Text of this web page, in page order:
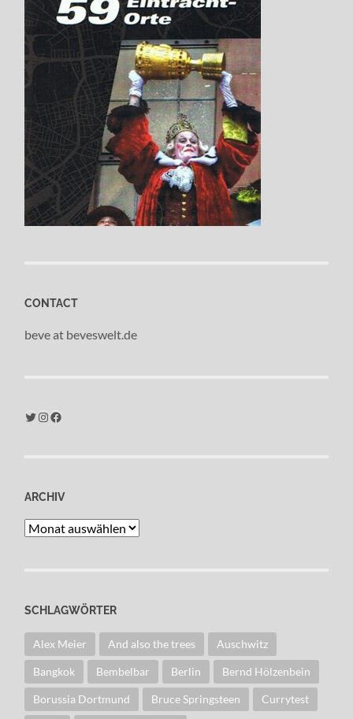
CONTACT
beve at beveswelt.de
Twitter Instagram Facebook
ARCHIV
Archiv
SCHLAGWÖRTER
Alex Meier And also the trees Auschwitz
Bangkok Bembelbar Berlin Bernd Hölzenbein
Borussia Dortmund Bruce Springsteen Currytest